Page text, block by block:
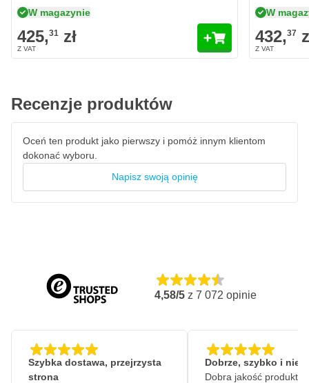
W magazynie
425,31 zł
W
432,37
Recenzje produktów
Oceń ten produkt jako pierwszy i pomóż innym klientom
dokonać wyboru.
Napisz swoją opinię
4,58/5 z 7 072 opinie
Szybka dostawa, przejrzysta
strona
Dobrze, szybko i
Dobra jakość